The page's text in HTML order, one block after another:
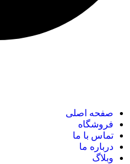
صفحه اصلی
فروشگاه
تماس با ما
درباره ما
وبلاگ